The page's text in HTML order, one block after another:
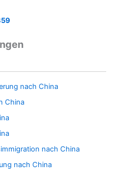
nach China
China
nach China
nach China